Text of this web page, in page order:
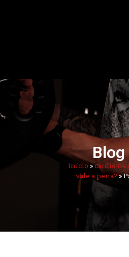
Blog
Início»cardio na
vale a pena?»